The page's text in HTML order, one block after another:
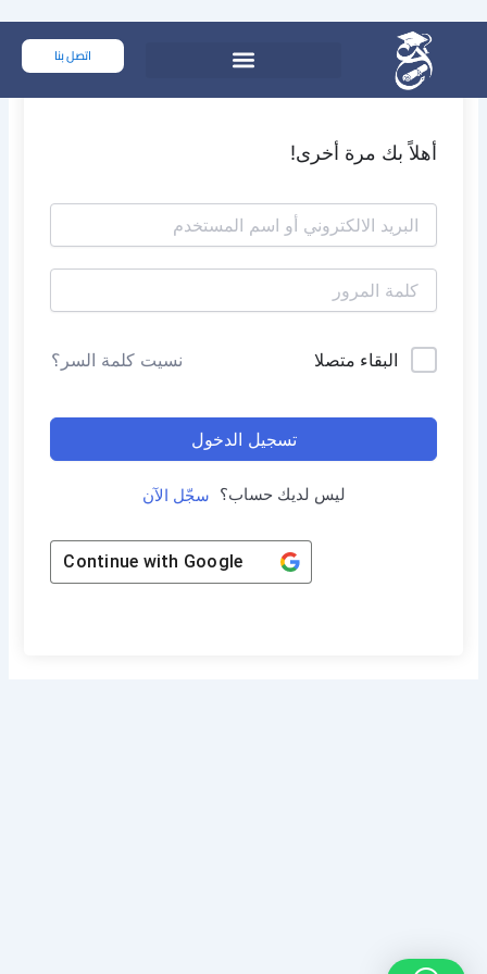
المحتوى
اتصل بنا
أهلاً بك مرة أخرى!
البقاء متصلا نسيت كلمة السر؟
تسجيل الدخول
ليس لديك حساب؟ سجّل الآن
Continue with Google